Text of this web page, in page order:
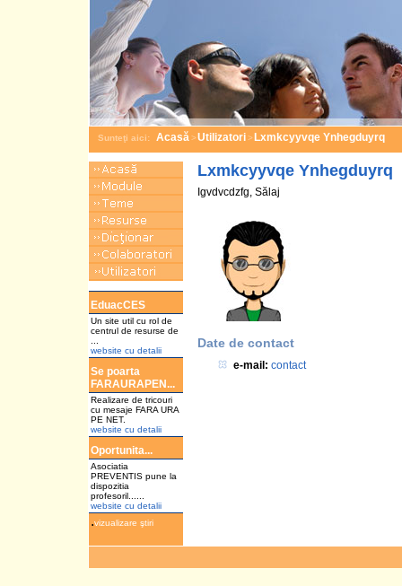
Sunteţi aici:Acasă >Utilizatori > Lxmkcyyvqe Ynhegduyrq
EduacCES
Un site util cu rol de
centrul de resurse de
website cu detalii
Se poarta
FARAURAPEN...
Realizare de tricouri
cu mesaje FARA URA
PE NET.
website cu detalii
Oportunita...
Asociatia
PREVENTIS pune la
dispozitia
profesoril......
website cu detalii
.vizualizare ştiri
Lxmkcyyvqe Ynhegduyrq
Igvdvcdzfg, Sălaj
Date de contact
e-mail: contact